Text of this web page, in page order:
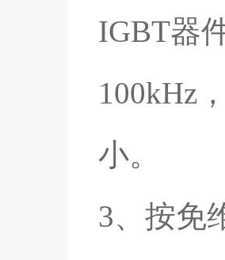
IGBT器
100kHz
小。
3、按免